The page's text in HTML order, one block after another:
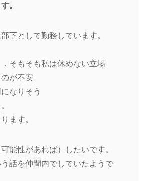
。
下として勤務しています。
そもそも私は休めない立場
が不安
なりそう
ます。
能性があれば）したいです。
話を仲間内でしていたようで